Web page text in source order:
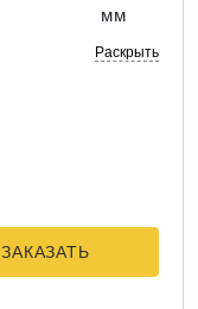
мм
Раскрыть
ЗАКАЗАТЬ